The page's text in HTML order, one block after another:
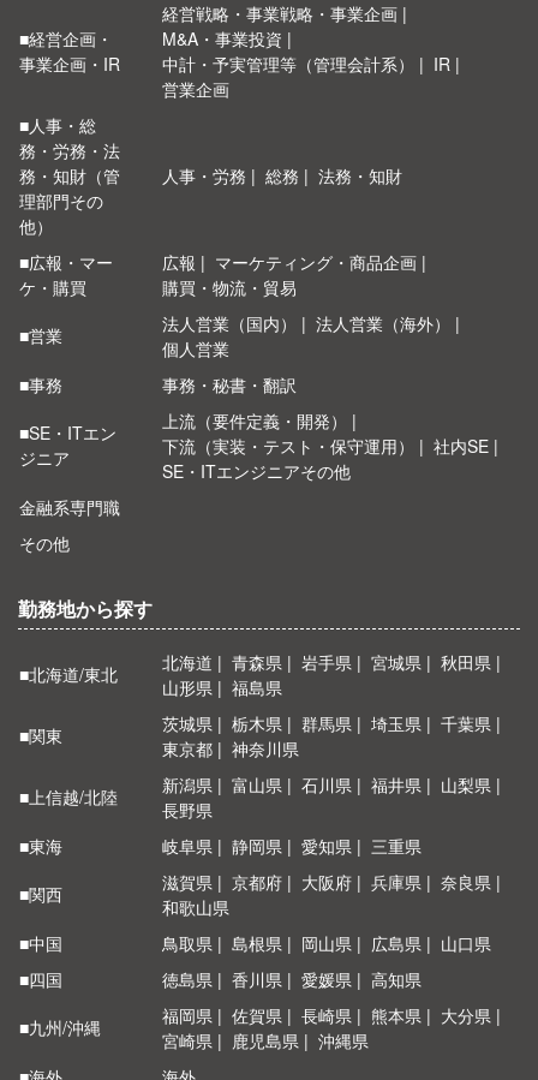
■経営企画・
事業企画・IR
経営戦略・事業戦略・事業企画
M&A・事業投資
中計・予実管理等（管理会計系）
IR
営業企画
■人事・総
務・労務・法
務・知財（管
理部門その
他）
人事・労務 総務 法務・知財
■広報・マー
ケ・購買
広報
マーケティング・商品企画
購買・物流・貿易
■営業
法人営業（国内）
法人営業（海外）
個人営業
■事務
事務・秘書・翻訳
■SE・ITエン
ジニア
上流（要件定義・開発）
下流（実装・テスト・保守運用）
社内SE
SE・ITエンジニアその他
金融系専門職
その他
勤務地から探す
■北海道/東北 北海道 青森県 岩手県 宮城県
秋田県
山形県
福島県
■関東
茨城県 栃木県 群馬県 埼玉県
千葉県
東京都
神奈川県
■上信越/北陸
新潟県 富山県 石川県 福井県
山梨県
長野県
■東海
岐阜県 静岡県 愛知県
三重県
■関西
滋賀県 京都府 大阪府 兵庫県
奈良県
和歌山県
■中国
鳥取県 島根県 岡山県 広島県
山口県
■四国
徳島県 香川県 愛媛県
高知県
■九州/沖縄
福岡県 佐賀県 長崎県 熊本県
大分県
宮崎県
鹿児島県
沖縄県